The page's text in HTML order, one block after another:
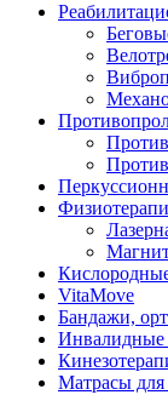
VitaMove
Бандажи,
Инвалидные
Матрасы для